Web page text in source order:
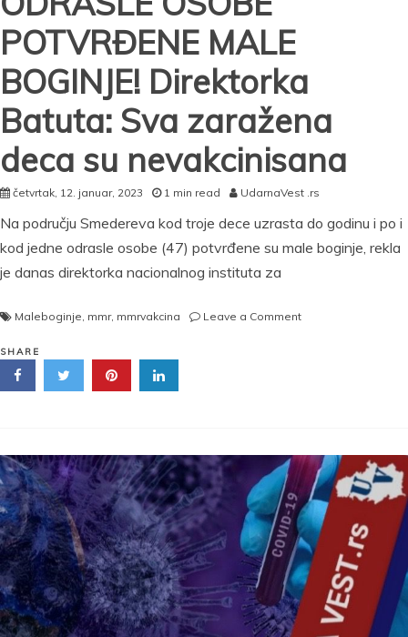
POTVRĐENE MALE
BOGINJE! Direktorka
Batuta: Sva zaražena
deca su nevakcinisana
četvrtak, 12. januar, 2023 1 min read UdarnaVest .rs
Na području Smedereva kod troje dece uzrasta do godinu i po i
kod jedne odrasle osobe (47) potvrđene su male boginje, rekla
je danas direktorka nacionalnog instituta za
Maleboginje mmr, mmrvakcina Leave a Commenton
POTVRĐENE
MALE
BOGINJE!
Direktorka
Batuta:
Sva
zaražena
deca
su
nevakcinisana
SHARE